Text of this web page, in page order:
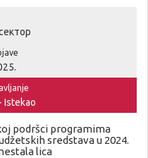
Istekao
podršci programima
sredstava u 2024.
lica